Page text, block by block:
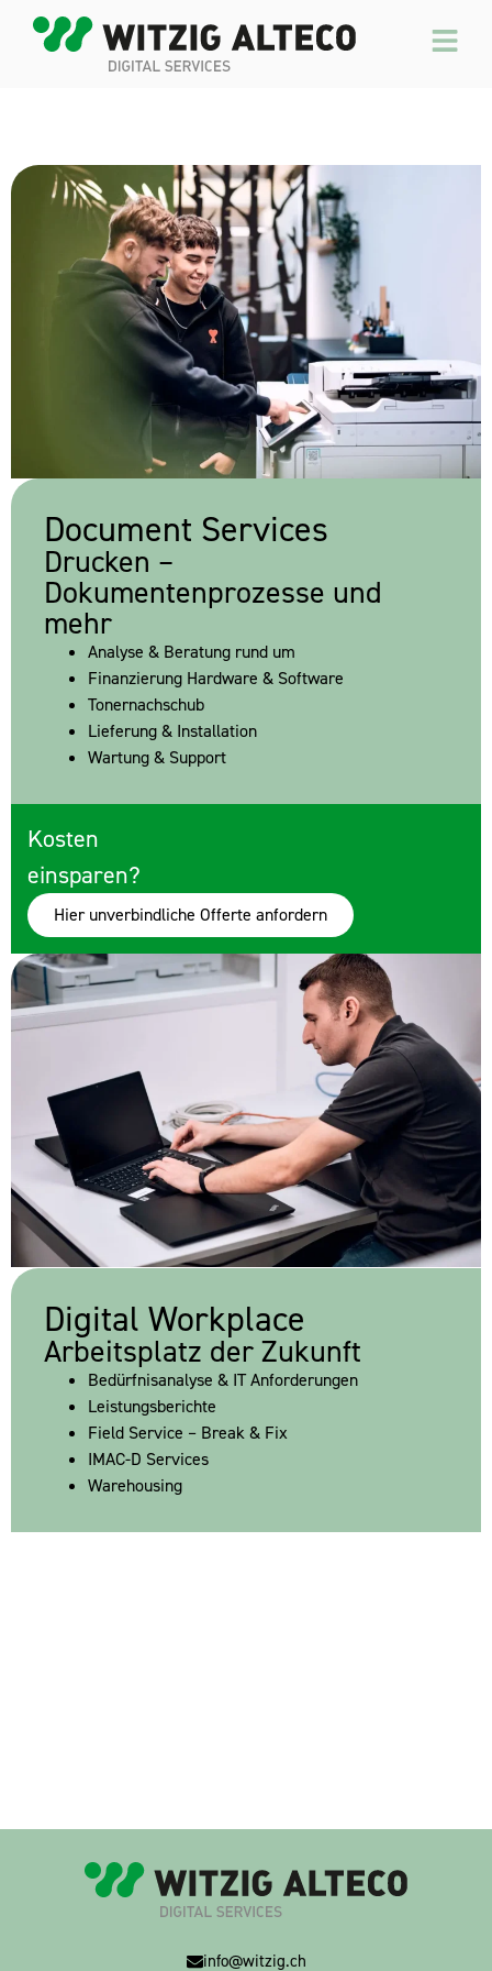
Document Services
Drucken –
Dokumentenprozesse und
mehr
Analyse & Beratung rund um
Finanzierung Hardware & Software
Tonernachschub
Lieferung & Installation
Wartung & Support
Kosten
einsparen?
Hier unverbindliche Offerte anfordern
Digital Workplace
Arbeitsplatz der Zukunft
Bedürfnisanalyse & IT Anforderungen
Leistungsberichte
Field Service – Break & Fix
IMAC-D Services
Warehousing
info@witzig.ch